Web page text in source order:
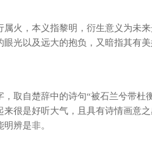
属火，本义指黎明，衍生意义为未
眼光以及远大的抱负，又暗指其有美
，取自楚辞中的诗句“被石兰兮带
来很是好听大气，且具有诗情画意
辨是非。